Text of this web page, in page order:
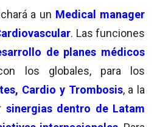
a un Medical manager
. Las funciones
de planes médicos
los globales, para los
Cardio y Trombosis, a la
sinergias dentro de Latam